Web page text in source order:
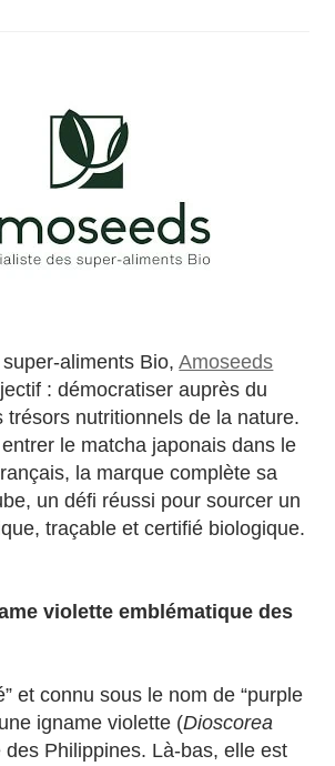
aliments Bio,Amoseeds
: démocratiser auprès du
trésors nutritionnels de la nature.
le matcha japonais dans le
la marque complète sa
un défi réussi pour sourcer un
traçable et certifié biologique.
violette emblématique des
et connu sous le nom de “purple
igname violette (Dioscorea
des Philippines. Là-bas, elle est